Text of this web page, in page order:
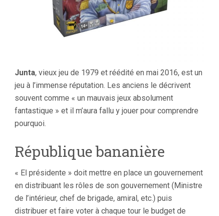
Junta, vieux jeu de 1979 et réédité en mai 2016, est un
jeu à l’immense réputation. Les anciens le décrivent
souvent comme « un mauvais jeux absolument
fantastique » et il m’aura fallu y jouer pour comprendre
pourquoi.
République bananière
« El présidente » doit mettre en place un gouvernement
en distribuant les rôles de son gouvernement (Ministre
de l’intérieur, chef de brigade, amiral, etc.) puis
distribuer et faire voter à chaque tour le budget de